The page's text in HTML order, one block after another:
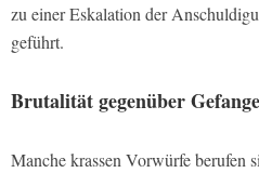
zu einer Eskalation der
geführt.
Brutalität gegenüber
Manche krassen Vorwürfe berufen